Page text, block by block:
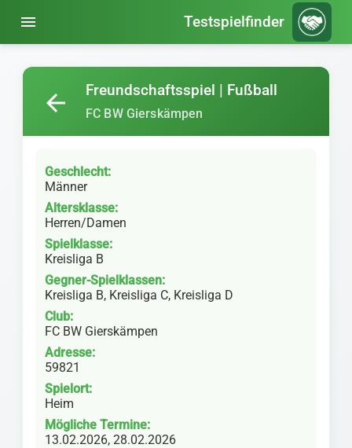
menu Testspielfinder
Freundschaftsspiel | Fußball
FC BW Gierskämpen
arrow_back
Geschlecht:
Männer
Altersklasse:
Herren/Damen
Spielklasse:
Kreisliga B
Gegner-Spielklassen:
Kreisliga B, Kreisliga C, Kreisliga D
Club:
FC BW Gierskämpen
Adresse:
59821
Spielort:
Heim
Mögliche Termine:
13.02.2026, 28.02.2026